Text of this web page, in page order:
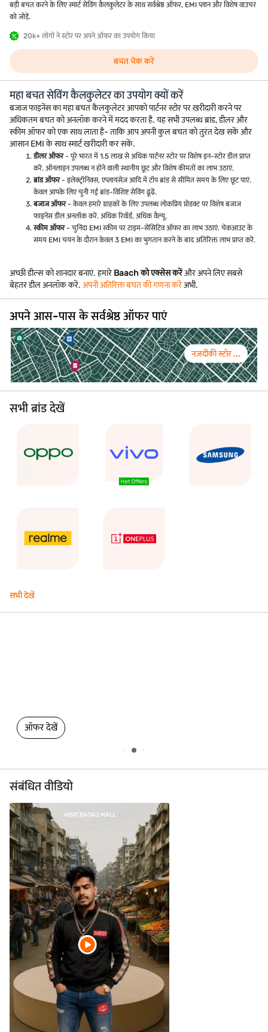
बड़ी बचत करने के लिए स्मार्ट सेविंग कैलकुलेटर के साथ सर्वश्रेष्ठ ऑफर, EMI प्लान और विशेष वाउचर
को जोड़ें.
20k+ लोगों ने स्टोर पर अपने ऑफर का उपयोग किया
बचत चेक करें
महा बचत सेविंग कैलकुलेटर का उपयोग क्यों करें
बजाज फाइनेंस का महा बचत कैलकुलेटर आपको पार्टनर स्टोर पर खरीदारी करने पर
अधिकतम बचत को अनलॉक करने में मदद करता है. यह सभी उपलब्ध ब्रांड, डीलर और
स्कीम ऑफर को एक साथ लाता है- ताकि आप अपनी कुल बचत को तुरंत देख सकें और
आसान EMI के साथ स्मार्ट खरीदारी कर सकें.
डीलर ऑफर- पूरे भारत में 1.5 लाख से अधिक पार्टनर स्टोर पर विशेष इन-स्टोर डील प्राप्त
करें. ऑनलाइन उपलब्ध न होने वाली स्थानीय छूट और विशेष कीमतों का लाभ उठाएं.
ब्रांड ऑफर- इलेक्ट्रॉनिक्स, एप्लायंसेज़ आदि में टॉप ब्रांड से सीमित समय के लिए छूट पाएं.
केवल आपके लिए चुनी गई ब्रांड-विशिष्ट सेविंग ढूंढें.
बजाज ऑफर- केवल हमारे ग्राहकों के लिए उपलब्ध लोकप्रिय प्रोडक्ट पर विशेष बजाज
फाइनेंस डील अनलॉक करें. अधिक रिवॉर्ड, अधिक वैल्यू.
स्कीम ऑफर- चुनिंदा EMI स्कीम पर टाइम-सेंसिटिव ऑफर का लाभ उठाएं. चेकआउट के
समय EMI चयन के दौरान केवल 3 EMI का भुगतान करने के बाद अतिरिक्त लाभ प्राप्त करें.
अच्छी डील्स को शानदार बनाएं. हमारे Baach को एक्सेस करेंऔर अपने लिए सबसे
बेहतर डील अनलॉक करें. अपनी अतिरिक्त बचत की गणना करेंअभी.
अपने आस-पास के सर्वश्रेष्ठ ऑफर पाएं
नज़दीकी स्टोर ...
सभी ब्रांड देखें
सभी देखें
ऑफर देखें
संबंधित वीडियो